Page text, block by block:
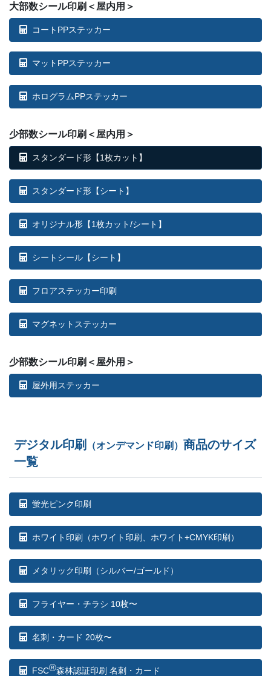
大部数シール印刷＜屋内用＞
コートPPステッカー
マットPPステッカー
ホログラムPPステッカー
少部数シール印刷＜屋内用＞
スタンダード形【1枚カット】
スタンダード形【シート】
オリジナル形【1枚カット/シート】
シートシール【シート】
フロアステッカー印刷
マグネットステッカー
少部数シール印刷＜屋外用＞
屋外用ステッカー
デジタル印刷 （オンデマンド印刷） 商品のサイズ
一覧
蛍光ピンク印刷
ホワイト印刷 （ホワイト印刷、ホワイト+CMYK印刷）
メタリック印刷（シルバー/ゴールド）
フライヤー・チラシ 10枚〜
名刺・カード 20枚〜
FSC®森林認証印刷 名刺・カード